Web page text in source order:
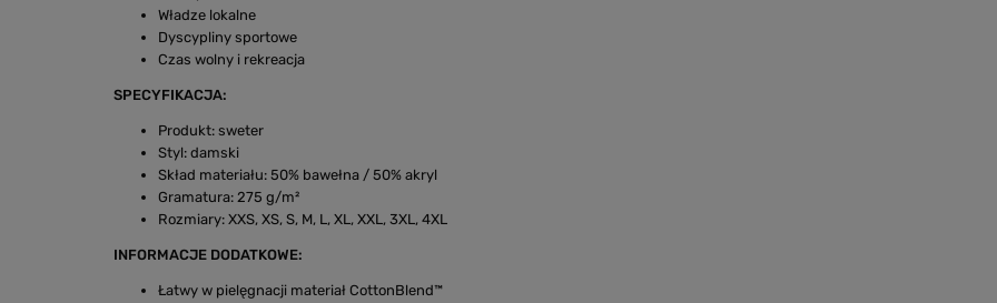
Władze lokalne
Dyscypliny sportowe
Czas wolny i rekreacja
SPECYFIKACJA:
Produkt: sweter
Styl: damski
Skład materiału: 50% bawełna / 50% akryl
Gramatura: 275 g/m²
Rozmiary: XXS, XS, S, M, L, XL, XXL, 3XL, 4XL
INFORMACJE DODATKOWE:
Łatwy w pielęgnacji materiał CottonBlend™